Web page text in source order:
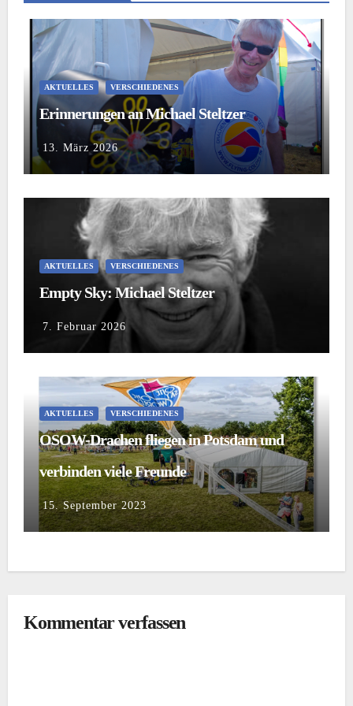
AKTUELLES VERSCHIEDENES
Erinnerungen an Michael Steltzer
13. März 2026
AKTUELLES VERSCHIEDENES
Empty Sky: Michael Steltzer
7. Februar 2026
AKTUELLES VERSCHIEDENES
OSOW-Drachen fliegen in Potsdam und
verbinden viele Freunde
15. September 2023
Kommentar verfassen